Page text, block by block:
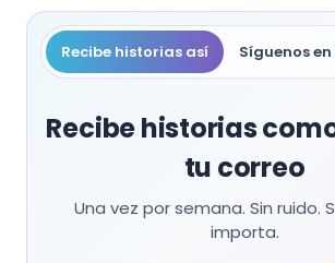
Recibe historias así Síguenos
Recibe historias
tu correo
Una vez por semana. Sin ruido.
importa.